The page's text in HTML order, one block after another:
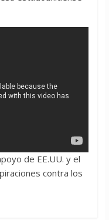
de EE.UU. y el
contra los